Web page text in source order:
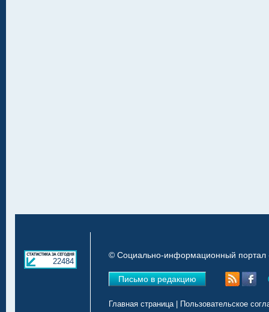
22484
© Социально-информационный портал
Письмо в редакцию
Главная страница| Пользовательское